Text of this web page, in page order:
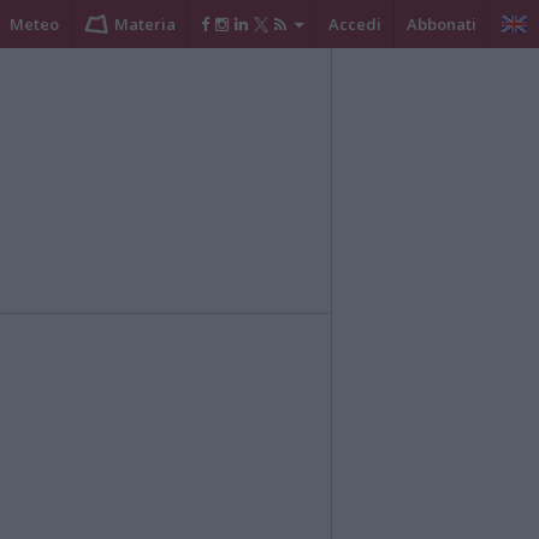
Meteo Materia Accedi Abbonati